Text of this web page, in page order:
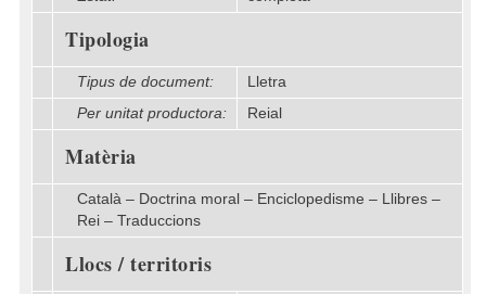
Tipologia
Tipus de document:
Lletra
Per unitat productora:
Reial
Matèria
Català – Doctrina moral – Enciclopedisme – Llibres –
Rei – Traduccions
Llocs / territoris